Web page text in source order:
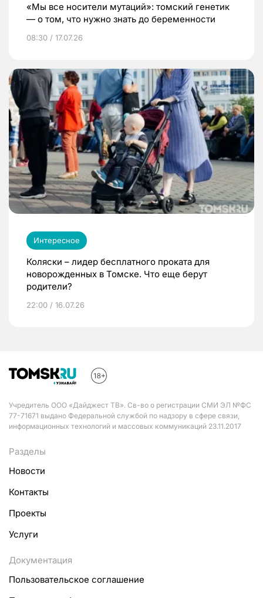
«Мы все носители мутаций»: томский генетик
— о том, что нужно знать до беременности
08:30 / 17.07.26
Интересное
Коляски – лидер бесплатного проката для
новорожденных в Томске. Что еще берут
родители?
22:00 / 16.07.26
Учредитель ООО «Дайджест ТВ». Св-во о регистрации СМИ ЭЛ №ФС
77-71671 выдано Федеральной службой по надзору в сфере связи,
информационных технологий и массовых коммуникаций 23.11.2017
Разделы
Новости
Контакты
Проекты
Услуги
Документация
Пользовательское соглашение